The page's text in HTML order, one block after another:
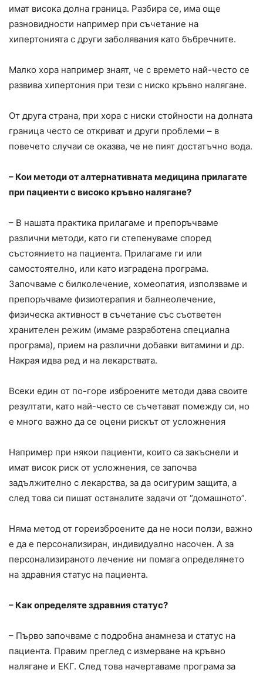
имат висока долна граница. Разбира се, има още
разновидности например при съчетание на
хипертонията с други заболявания като бъбречните.
Малко хора например знаят, че с времето най-често се
развива хипертония при тези с ниско кръвно налягане.
От друга страна, при хора с ниски стойности на долната
граница често се откриват и други проблеми – в
повечето случаи се оказва, че не пият достатъчно вода.
– Кои методи от алтернативната медицина прилагате
при пациенти с високо кръвно налягане?
– В нашата практика прилагаме и препоръчваме
различни методи, като ги степенуваме според
състоянието на пациента. Прилагаме ги или
самостоятелно, или като изградена програма.
Започваме с билколечение, хомеопатия, използваме и
препоръчваме физиотерапия и балнеолечение,
физическа активност в съчетание със съответен
хранителен режим (имаме разработена специална
програма), прием на различни добавки витамини и др.
Накрая идва ред и на лекарствата.
Всеки един от по-горе изброените методи дава своите
резултати, като най-често се съчетават помежду си, но
е много важно да се оцени рискът от усложнения
Например при някои пациенти, които са закъснели и
имат висок риск от усложнения, се започва
задължително с лекарства, за да осигурим защита, а
след това си пишат останалите задачи от “домашното”.
Няма метод от гореизброените да не носи ползи, важно
е да е персонализиран, индивидуално насочен. А за
персонализираното лечение ни помага определянето
на здравния статус на пациента.
– Как определяте здравния статус?
– Първо започваме с подробна анамнеза и статус на
пациента. Правим преглед с измерване на кръвно
налягане и ЕКГ. След това начертаваме програма за